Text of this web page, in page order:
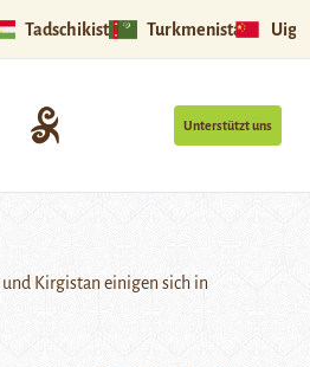
Tadschikistan Turkmenistan
Unterstützt uns
Kirgistan einigen sich in